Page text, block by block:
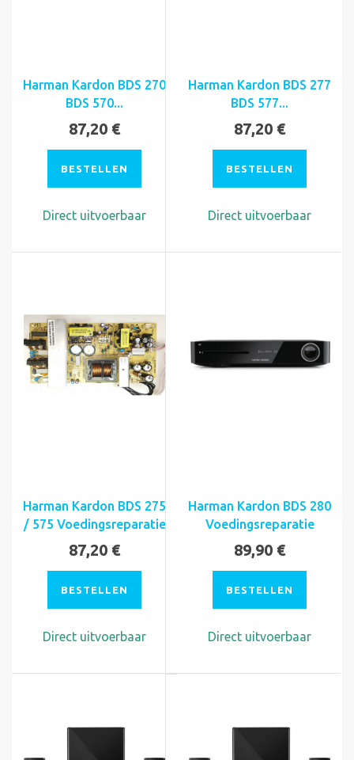
Harman Kardon BDS 270
BDS 570...
87,20 €
BESTELLEN
Direct uitvoerbaar
Harman Kardon BDS 277
BDS 577...
87,20 €
BESTELLEN
Direct uitvoerbaar
Harman Kardon BDS 275
/ 575 Voedingsreparatie
87,20 €
BESTELLEN
Direct uitvoerbaar
Harman Kardon BDS 280
Voedingsreparatie
89,90 €
BESTELLEN
Direct uitvoerbaar